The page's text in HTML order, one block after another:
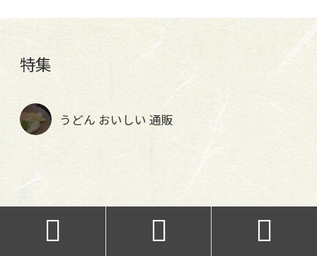
特集
うどん おいしい 通販
  